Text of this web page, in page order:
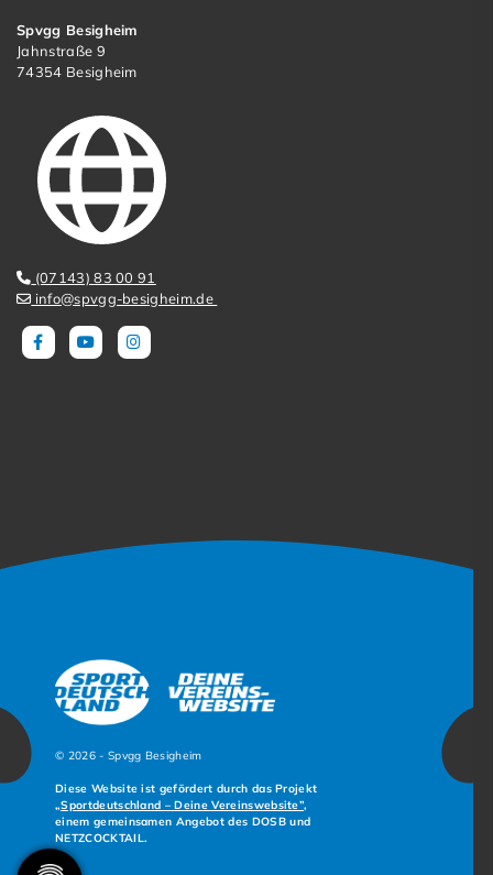
Spvgg Besigheim
Jahnstraße 9
74354 Besigheim
(07143) 83 00 91
info@spvgg-besigheim.de
© 2026 - Spvgg Besigheim
Diese Website ist gefördert durch das Projekt
„Sportdeutschland – Deine Vereinswebsite”,
einem gemeinsamen Angebot des DOSB und
NETZCOCKTAIL.